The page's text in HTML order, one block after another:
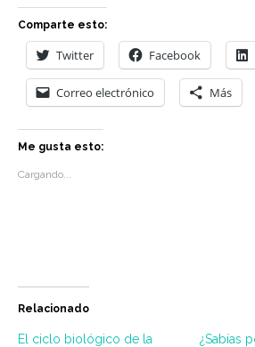
Comparte esto:
Twitter Facebook
Correo electrónico Más
Me gusta esto:
Cargando...
Relacionado
El ciclo biológico de la
¿Sabías